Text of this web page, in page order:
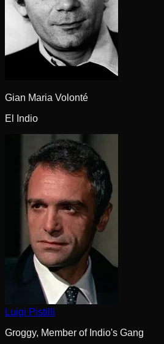
Gian Maria Volonté
El Indio
Luigi Pistilli
Groggy, Member of Indio's Gang